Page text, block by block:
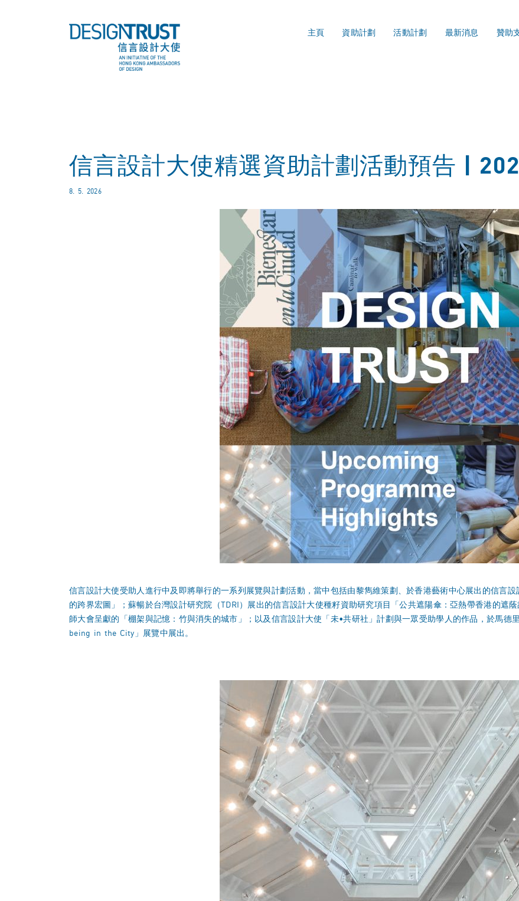
主頁 資助計劃 活動計劃 最新消息 贊助
信言設計大使精選資助計劃活動預告 |
8. 5. 2026
信言設計大使受助人進行中及即將舉行的一系列展覽與計劃活動，當中包括由黎雋維策劃、於香港藝術中心展出的信言
的跨界宏圖」；蘇暢於台灣設計研究院（TDRI）展出的信言設計大使種籽資助研究項目「公共遮陽傘：亞熱帶香港的遮
師大會呈獻的「棚架與記憶：竹與消失的城市」；以及信言設計大使「未•共研社」計劃與一眾受助學人的作品，於馬德
being in the City」展覽中展出。